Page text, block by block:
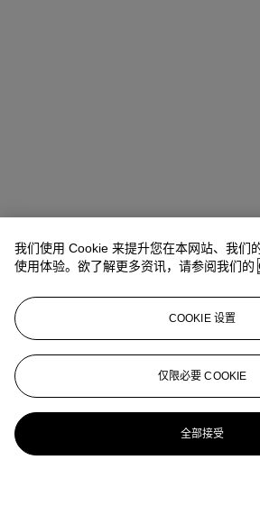
我们使用 Cookie 来提升您在本网站、我们
使用体验。欲了解更多资讯，请参阅我们的
COOKIE 设置
仅限必要 COOKIE
全部接受